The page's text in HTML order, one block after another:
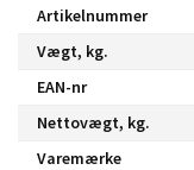
Artikelnummer
Vægt, kg.
EAN-nr
Nettovægt, kg.
Varemærke